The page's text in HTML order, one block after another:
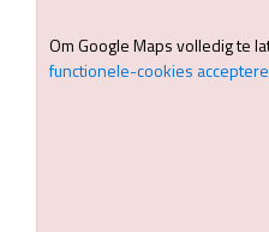
Om Google Maps volledig te
functionele-cookies